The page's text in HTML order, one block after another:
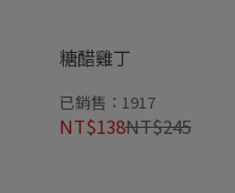
糖醋雞丁
已銷售：1917
NT$138NT$245